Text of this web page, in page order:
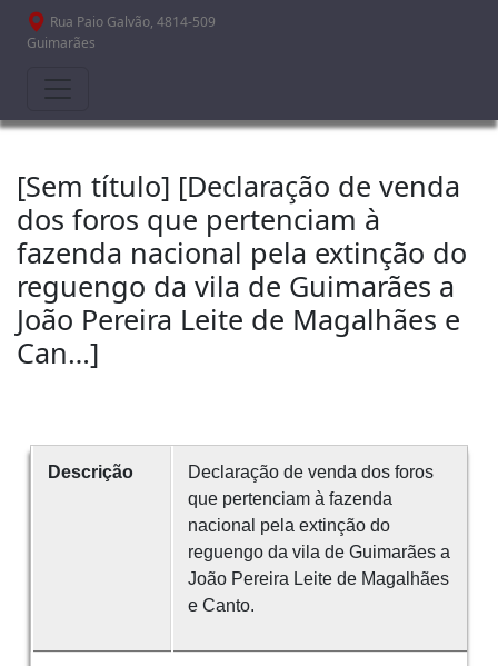
Passar para o conteúdo principal
Rua Paio Galvão, 4814-509
Guimarães
[Sem título] [Declaração de venda
dos foros que pertenciam à
fazenda nacional pela extinção do
reguengo da vila de Guimarães a
João Pereira Leite de Magalhães e
Can…]
Descrição
Declaração de venda dos foros
que pertenciam à fazenda
nacional pela extinção do
reguengo da vila de Guimarães a
João Pereira Leite de Magalhães
e Canto.